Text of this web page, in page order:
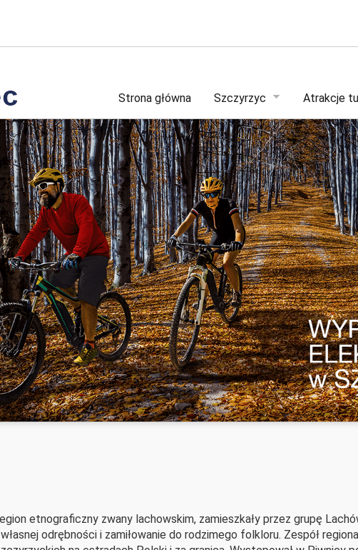
Strona główna Szczyrzyc Atrakcje
etnograficzny zwany lachowskim, zamieszkały przez grupę
odrębności i zamiłowanie do rodzimego folkloru. Zespół